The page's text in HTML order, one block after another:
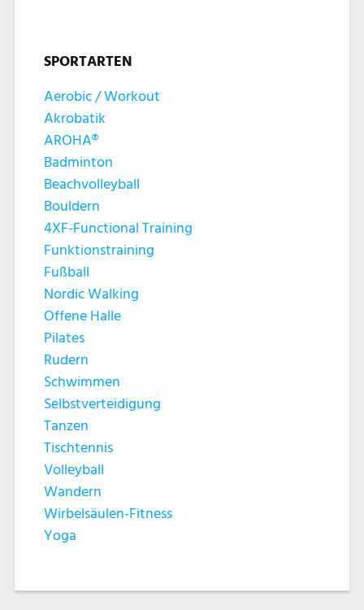
SPORTARTEN
Aerobic / Workout
Akrobatik
AROHA®
Badminton
Beachvolleyball
Bouldern
4XF-Functional Training
Funktionstraining
Fußball
Nordic Walking
Offene Halle
Pilates
Rudern
Schwimmen
Selbstverteidigung
Tanzen
Tischtennis
Volleyball
Wandern
Wirbelsäulen-Fitness
Yoga